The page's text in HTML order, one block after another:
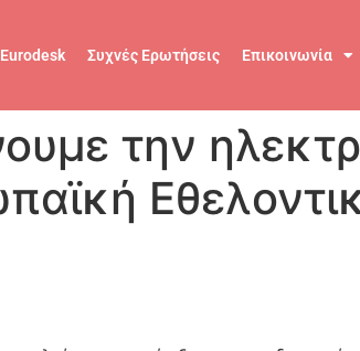
Eurodesk Συχνές Ερωτήσεις Επικοινωνία
την